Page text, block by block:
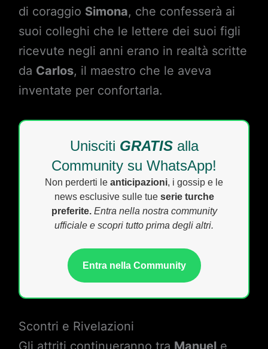
di coraggio Simona, che confesserà ai
suoi colleghi che le lettere dei suoi figli
ricevute negli anni erano in realtà scritte
da Carlos, il maestro che le aveva
inventate per confortarla.
Unisciti GRATISalla
Community su WhatsApp!
Non perderti le anticipazioni, i gossip e le
news esclusive sulle tue serie turche
preferite. Entra nella nostra community
ufficiale e scopri tutto prima degli altri.
Entra nella Community
Scontri e Rivelazioni
Gli attriti continueranno tra Manuele